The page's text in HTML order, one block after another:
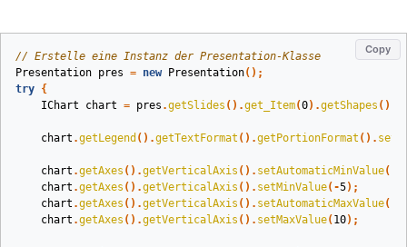
Copy
// Erstelle eine Instanz der Presentation-Klasse
Presentation pres = new Presentation();
try {
IChart
chart = pres .getSlides ().get_Item(0).getShapes ().
chart .getLegend ().getTextFormat ().getPortionFormat ().
chart .getAxes ().getVerticalAxis (). setAutomaticMinValue(
chart .getAxes ().getVerticalAxis (). setMinValue(-5);
chart .getAxes ().getVerticalAxis (). setAutomaticMaxValue(
chart .getAxes ().getVerticalAxis (). setMaxValue( 10);